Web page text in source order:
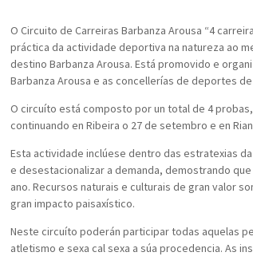
O Circuito de Carreiras Barbanza Arousa “4
práctica da actividade deportiva na natureza ao
destino Barbanza Arousa. Está promovido e
Barbanza Arousa e as concellerías de deportes
O circuíto está composto por un total de 4
continuando en Ribeira o 27 de setembro e en
Esta actividade inclúese dentro das estratexias
e desestacionalizar a demanda, demostrando
ano. Recursos naturais e culturais de gran valor
gran impacto paisaxístico.
Neste circuíto poderán participar todas aquelas
atletismo e sexa cal sexa a súa procedencia. As